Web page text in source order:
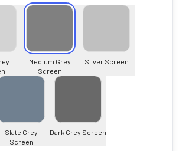
Medium Grey
Screen
Silver Screen
Slate Grey
Screen
Dark Grey Screen